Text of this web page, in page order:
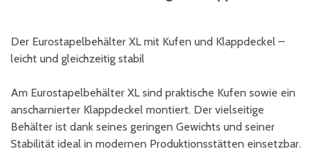
Der Eurostapelbehälter XL mit Kufen und Klappdeckel –
leicht und gleichzeitig stabil
Am Eurostapelbehälter XL sind praktische Kufen sowie ein
anscharnierter Klappdeckel montiert. Der vielseitige
Behälter ist dank seines geringen Gewichts und seiner
Stabilität ideal in modernen Produktionsstätten einsetzbar.